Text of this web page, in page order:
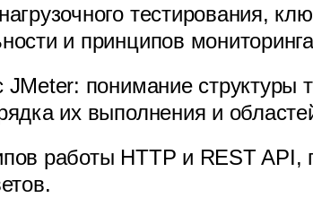
тестирования,
и принципов
понимание структуры
их выполнения и
работы HTTP и REST API,